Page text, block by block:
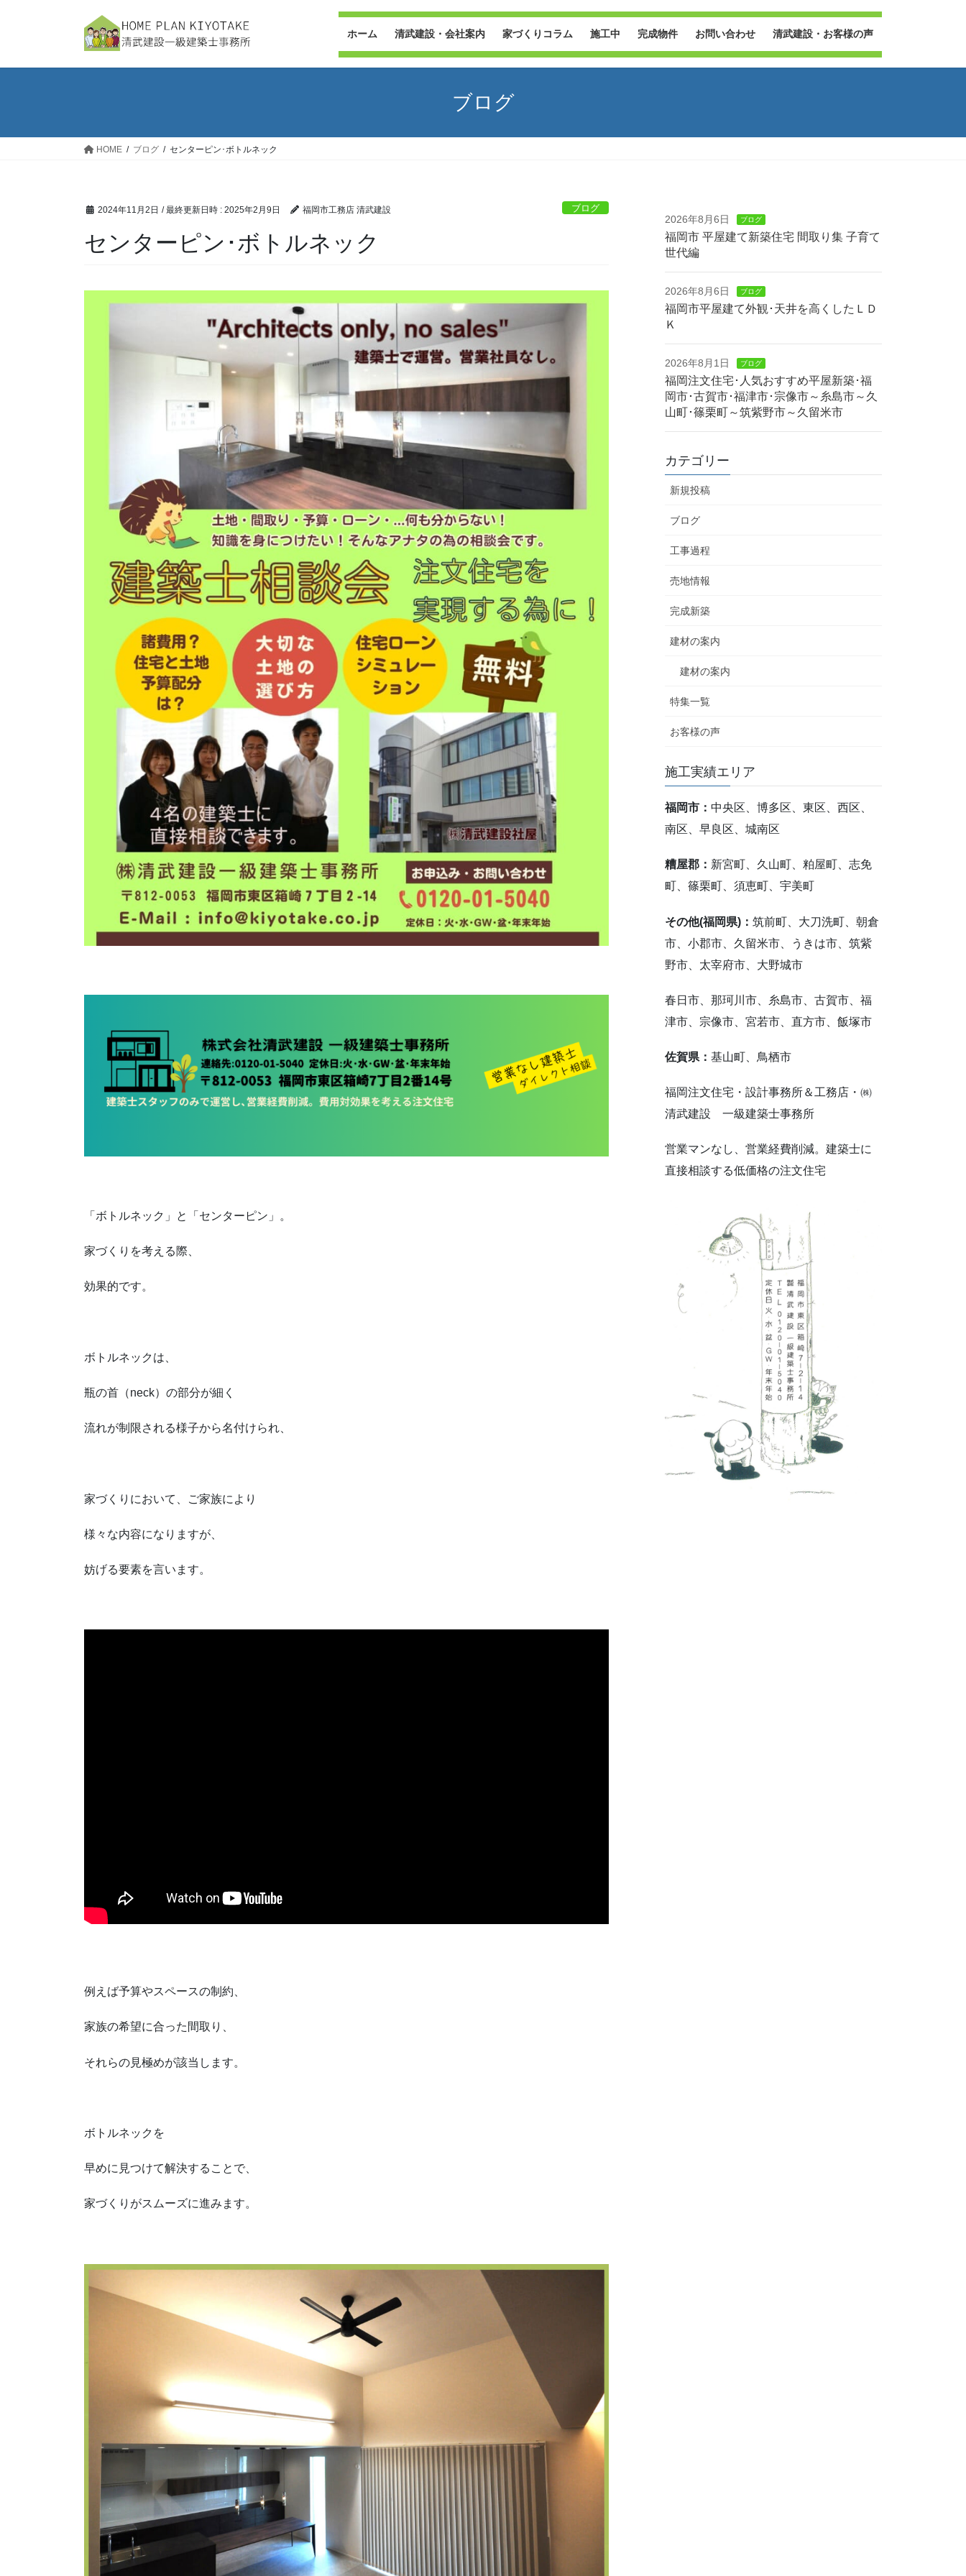
ホーム 清武建設・会社案内 家づくりコラム 施工中 完成物件 お問い合わせ 清武建設・お客様の声
ブログ
HOME ブログ センターピン･ボトルネック
2024年11月2日 / 最終更新日時 : 2025年2月9日 福岡市工務店 清武建設 ブログ
センターピン･ボトルネック
「ボトルネック」と「センターピン」。
家づくりを考える際、
効果的です。
ボトルネックは、
瓶の首（neck）の部分が細く
流れが制限される様子から名付けられ、
家づくりにおいて、ご家族により
様々な内容になりますが、
妨げる要素を言います。
例えば予算やスペースの制約、
家族の希望に合った間取り、
それらの見極めが該当します。
ボトルネックを
早めに見つけて解決することで、
家づくりがスムーズに進みます。
2026年8月6日 ブログ
福岡市 平屋建て新築住宅 間取り集 子育て
世代編
2026年8月6日 ブログ
福岡市平屋建て外観･天井を高くしたＬＤ
Ｋ
2026年8月1日 ブログ
福岡注文住宅･人気おすすめ平屋新築･福
岡市･古賀市･福津市･宗像市～糸島市～久
山町･篠栗町～筑紫野市～久留米市
カテゴリー
新規投稿
ブログ
工事過程
売地情報
完成新築
建材の案内
建材の案内
特集一覧
お客様の声
施工実績エリア
福岡市：中央区、博多区、東区、西区、
南区、早良区、城南区
糟屋郡： 新宮町、久山町、粕屋町、志免
町、篠栗町、須恵町、宇美町
その他(福岡県)：筑前町、大刀洗町、朝倉
市、小郡市、久留米市、うきは市、筑紫
野市、太宰府市、大野城市
春日市、那珂川市、糸島市、古賀市、福
津市、宗像市、宮若市、直方市、飯塚市
佐賀県：基山町、鳥栖市
福岡注文住宅・設計事務所＆工務店・㈱
清武建設 一級建築士事務所
営業マンなし、営業経費削減。建築士に
直接相談する低価格の注文住宅